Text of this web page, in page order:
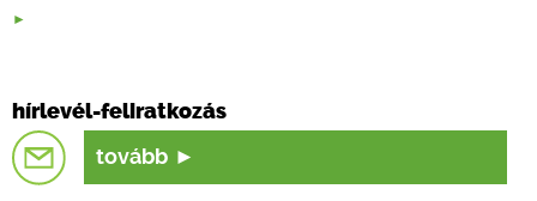
hírlevél-feliratkozás
tovább